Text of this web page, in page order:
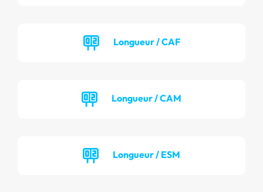
Longueur / CAF
Longueur / CAM
Longueur / ESM